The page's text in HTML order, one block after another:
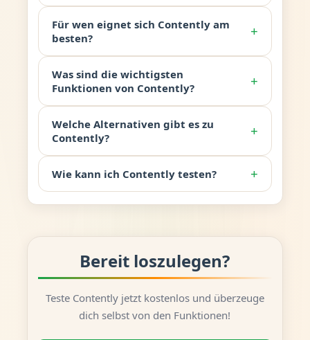
Für wen eignet sich Contently am
besten?
+
Was sind die wichtigsten
Funktionen von Contently?
+
Welche Alternativen gibt es zu
Contently?
+
Wie kann ich Contently testen? +
Bereit loszulegen?
Teste Contently jetzt kostenlos und überzeuge
dich selbst von den Funktionen!